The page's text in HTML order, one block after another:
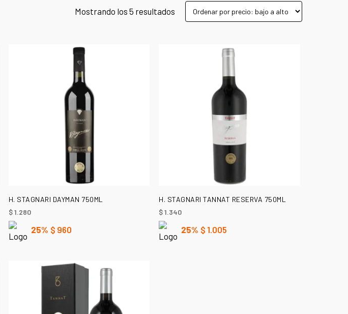
Mostrando los 5 resultados
AÑADIR AL CARRITO
H. STAGNARI DAYMAN 750ML
$1.280
25% $ 960
AÑADIR AL CARRITO
H. STAGNARI TANNAT RESERVA 750ML
$1.340
25% $ 1.005